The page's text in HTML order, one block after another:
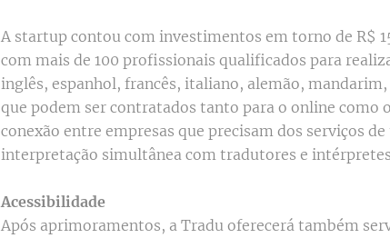
A startup contou com investimentos em torno de R$
com mais de 100 profissionais qualificados para
inglês, espanhol, francês, italiano, alemão, mandarim,
que podem ser contratados tanto para o online como
conexão entre empresas que precisam dos serviços
interpretação simultânea com tradutores e
Acessibilidade
Após aprimoramentos, a Tradu oferecerá também